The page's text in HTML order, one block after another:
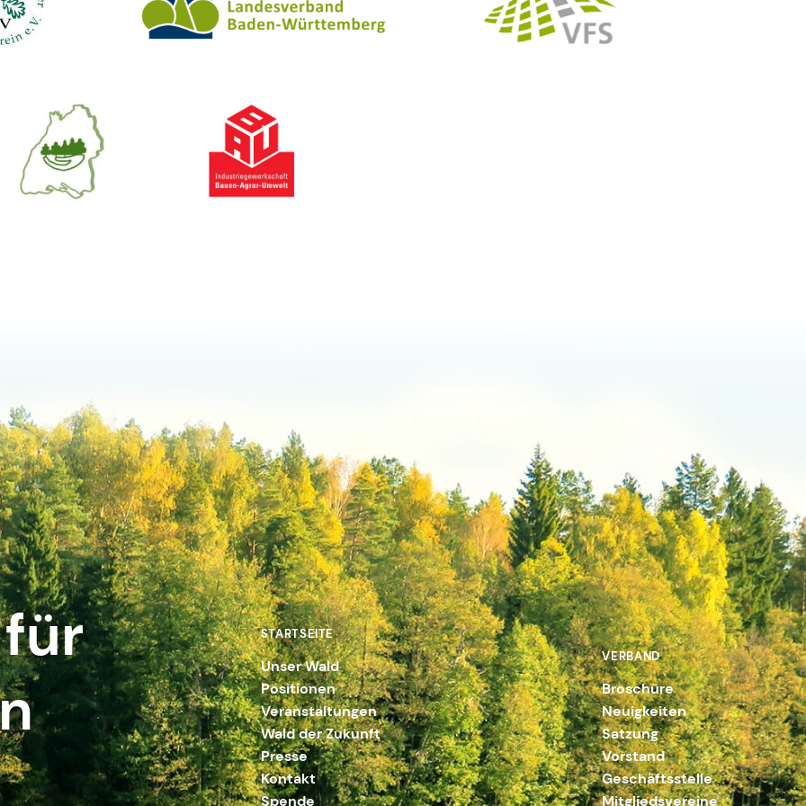
STARTSEITE
Unser Wald
Positionen
Veranstaltungen
Wald der Zukunft
Presse
Kontakt
Spende
VERBAND
Broschüre
Neuigkeiten
Satzung
Vorstand
Geschäftsstelle
Mitgliedsvereine